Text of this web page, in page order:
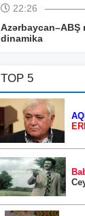
22:26
dinamika
TOP 5